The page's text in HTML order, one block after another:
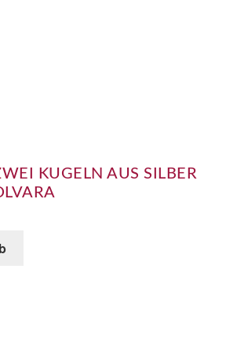
KUGELN AUS SILBER